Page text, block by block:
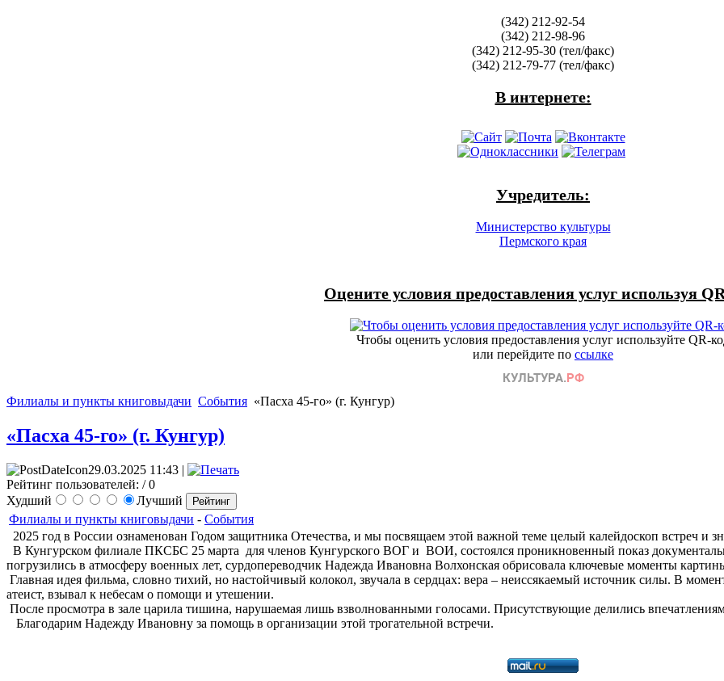
(342) 212-92-54
(342) 212-98-96
(342) 212-95-30 (тел/факс)
(342) 212-79-77 (тел/факс)
В интернете:
Учредитель:
Министерство культуры
Пермского края
Оцените условия предоставления услуг используя
Чтобы оценить условия предоставления услуг используйте QR-
или перейдите по ссылке
Филиалы и пункты книговыдачи События «Пасха 45-го» (г. Кунгур)
«Пасха 45-го» (г. Кунгур)
29.03.2025 11:43 |
Рейтинг пользователей: / 0
Худший
Лучший
Филиалы и пункты книговыдачи - События
2025 год в России ознаменован Годом защитника Отечества, и мы посвящаем этой важной теме целый калейдоскоп встреч и
В Кунгурском филиале ПКСБС 25 марта для членов Кунгурского ВОГ и ВОИ, состоялся проникновенный показ
погрузились в атмосферу военных лет, сурдопереводчик Надежда Ивановна Волхонская обрисовала ключевые моменты
Главная идея фильма, словно тихий, но настойчивый колокол, звучала в сердцах: вера – неиссякаемый источник силы. В
атеист, взывал к небесам о помощи и утешении.
После просмотра в зале царила тишина, нарушаемая лишь взволнованными голосами. Присутствующие делились
Благодарим Надежду Ивановну за помощь в организации этой трогательной встречи.